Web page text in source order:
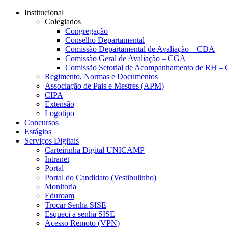
Conteúdo principal
Institucional
Colegiados
Congregação
Conselho Departamental
Comissão Departamental de Avaliação – CDA
Comissão Geral de Avaliação – CGA
Comissão Setorial de Acompanhamento de RH –
Regimento, Normas e Documentos
Associação de Pais e Mestres (APM)
CIPA
Extensão
Logotipo
Concursos
Estágios
Serviços Digitais
Carteirinha Digital UNICAMP
Intranet
Portal
Portal do Candidato (Vestibulinho)
Monitoria
Eduroam
Trocar Senha SISE
Esqueci a senha SISE
Acesso Remoto (VPN)